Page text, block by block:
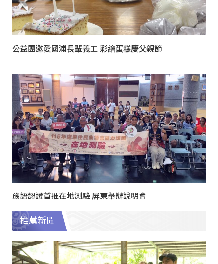
公益團邀愛國浦長輩義工 彩繪蛋糕慶父親節
族語認證首推在地測驗 屏東舉辦說明會
推薦新聞